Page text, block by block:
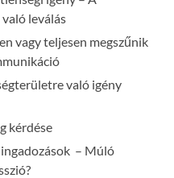
leválás
vagy teljesen megszűnik
való igény
kérdése
– Múló